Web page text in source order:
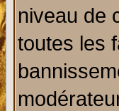
niveau de
toutes les